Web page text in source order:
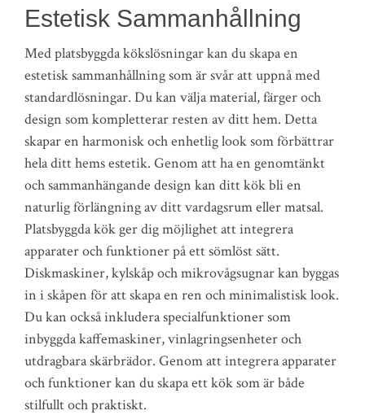
Estetisk Sammanhållning
Med platsbyggda kökslösningar kan du skapa en
estetisk sammanhållning som är svår att uppnå med
standardlösningar. Du kan välja material, färger och
design som kompletterar resten av ditt hem. Detta
skapar en harmonisk och enhetlig look som förbättrar
hela ditt hems estetik. Genom att ha en genomtänkt
och sammanhängande design kan ditt kök bli en
naturlig förlängning av ditt vardagsrum eller matsal.
Platsbyggda kök ger dig möjlighet att integrera
apparater och funktioner på ett sömlöst sätt.
Diskmaskiner, kylskåp och mikrovågsugnar kan byggas
in i skåpen för att skapa en ren och minimalistisk look.
Du kan också inkludera specialfunktioner som
inbyggda kaffemaskiner, vinlagringsenheter och
utdragbara skärbrädor. Genom att integrera apparater
och funktioner kan du skapa ett kök som är både
stilfullt och praktiskt.